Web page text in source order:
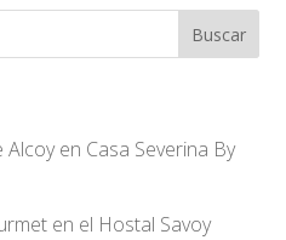
en Casa Severina By
en el Hostal Savoy